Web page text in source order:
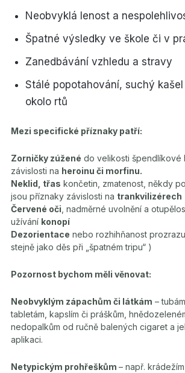
Neobvyklá lenost a
Špatné výsledky ve škole či v
Zanedbávání vzhledu a stravy
Stálé popotahování, suchý
okolo rtů
Mezi specifické příznaky patří:
Zorničky zúžené do velikosti špendlíkové
závislosti na heroinu či morfinu.
Neklid, třas končetin, zmatenost, někdy
jsou příznaky závislosti na trankvilizérech
Červené oči , nadměrné uvolnění a
užívání konopí
Dezorientace nebo rozhihňanost
stejně jako děs při „špatném tripu“ )
Pozornost bychom měli věnovat:
Neobvyklým zápachům či látkám –
tabletám, kapslím či práškům,
nedopalkům od ručně balených cigaret a
aplikaci.
Netypickým prohřeškům – např.